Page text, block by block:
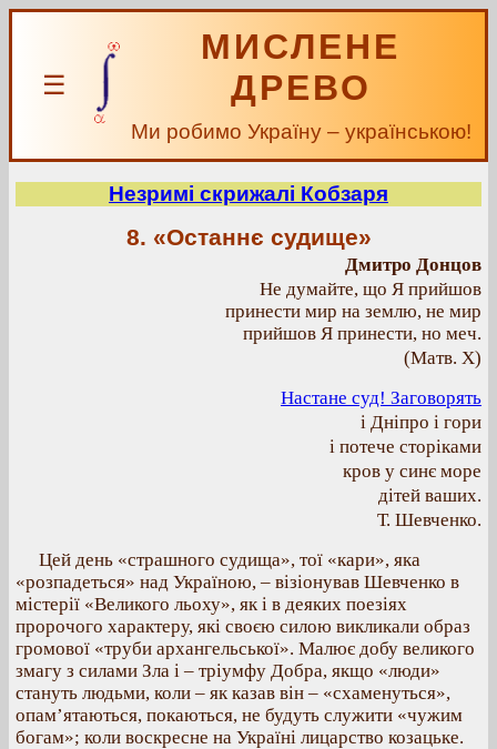
☰
МИСЛЕНЕ
ДРЕВО
Ми робимо Україну – українською!
Незримі скрижалі Кобзаря
8. «Останнє судище»
Дмитро Донцов
Не думайте, що Я прийшов
принести мир на землю, не мир
прийшов Я принести, но меч.
(Матв. X)
Настане суд! Заговорять
і Дніпро і гори
і потече сторіками
кров у синє море
дітей ваших.
Т. Шевченко.
Цей день «страшного судища», тої «кари», яка
«розпадеться» над Україною, – візіонував Шевченко в
містерії «Великого льоху», як і в деяких поезіях
пророчого характеру, які своєю силою викликали образ
громової «труби архангельської». Малює добу великого
змагу з силами Зла і – тріумфу Добра, якщо «люди»
стануть людьми, коли – як казав він – «схаменуться»,
опам’ятаються, покаються, не будуть служити «чужим
богам»; коли воскресне на Україні лицарство козацьке.